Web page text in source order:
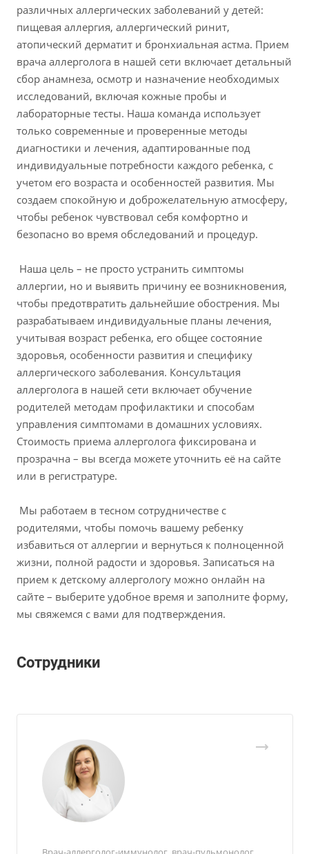
различных аллергических заболеваний у детей:
пищевая аллергия, аллергический ринит,
атопический дерматит и бронхиальная астма. Прием
врача аллерголога в нашей сети включает детальный
сбор анамнеза, осмотр и назначение необходимых
исследований, включая кожные пробы и
лабораторные тесты. Наша команда использует
только современные и проверенные методы
диагностики и лечения, адаптированные под
индивидуальные потребности каждого ребенка, с
учетом его возраста и особенностей развития. Мы
создаем спокойную и доброжелательную атмосферу,
чтобы ребенок чувствовал себя комфортно и
безопасно во время обследований и процедур.
Наша цель – не просто устранить симптомы
аллергии, но и выявить причину ее возникновения,
чтобы предотвратить дальнейшие обострения. Мы
разрабатываем индивидуальные планы лечения,
учитывая возраст ребенка, его общее состояние
здоровья, особенности развития и специфику
аллергического заболевания. Консультация
аллерголога в нашей сети включает обучение
родителей методам профилактики и способам
управления симптомами в домашних условиях.
Стоимость приема аллерголога фиксирована и
прозрачна – вы всегда можете уточнить её на сайте
или в регистратуре.
Мы работаем в тесном сотрудничестве с
родителями, чтобы помочь вашему ребенку
избавиться от аллергии и вернуться к полноценной
жизни, полной радости и здоровья. Записаться на
прием к детскому аллергологу можно онлайн на
сайте – выберите удобное время и заполните форму,
мы свяжемся с вами для подтверждения.
Сотрудники